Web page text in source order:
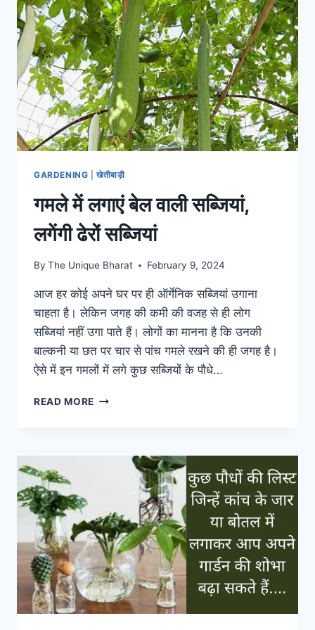
अच्छी
ग्रोथ,
जानिए
इसे
घर
पर
बनाने
का
तरीका
GARDENING |खेतीबाड़ी
गमले में लगाएं बेल वाली सब्जियां,
लगेंगी ढेरों सब्जियां
By The Unique Bharat February 9, 2024
आज हर कोई अपने घर पर ही ऑर्गेनिक सब्जियां उगाना
चाहता है। लेकिन जगह की कमी की वजह से ही लोग
सब्जियां नहीं उगा पाते हैं। लोगों का मानना है कि उनकी
बाल्कनी या छत पर चार से पांच गमले रखने की ही जगह है।
ऐसे में इन गमलों में लगे कुछ सब्जियों के पौधे…
READ MORE गमले
सब्जियां